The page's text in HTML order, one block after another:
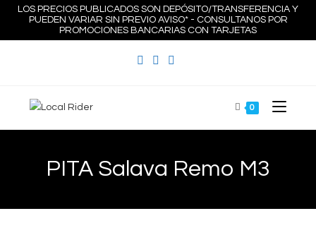
contenido
LOS PRECIOS PUBLICADOS SON DEPÓSITO/TRANSFERENCIA Y
PUEDEN VARIAR SIN PREVIO AVISO* - CONSULTANOS POR
PROMOCIONES BANCARIAS CON TARJETAS
0
PITA Salava Remo M3